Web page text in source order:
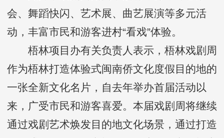
会、舞蹈快闪、艺术展、曲艺展演等多元活
动，丰富市民和游客进村“看戏”体验。
梧林项目办有关负责人表示，梧林戏剧周
作为梧林打造体验式闽南侨文化度假目的地的
一张全新文化名片，自去年举办首届活动以
来，广受市民和游客喜爱。本届戏剧周将继续
通过戏剧艺术焕发目的地文化场景，通过打造